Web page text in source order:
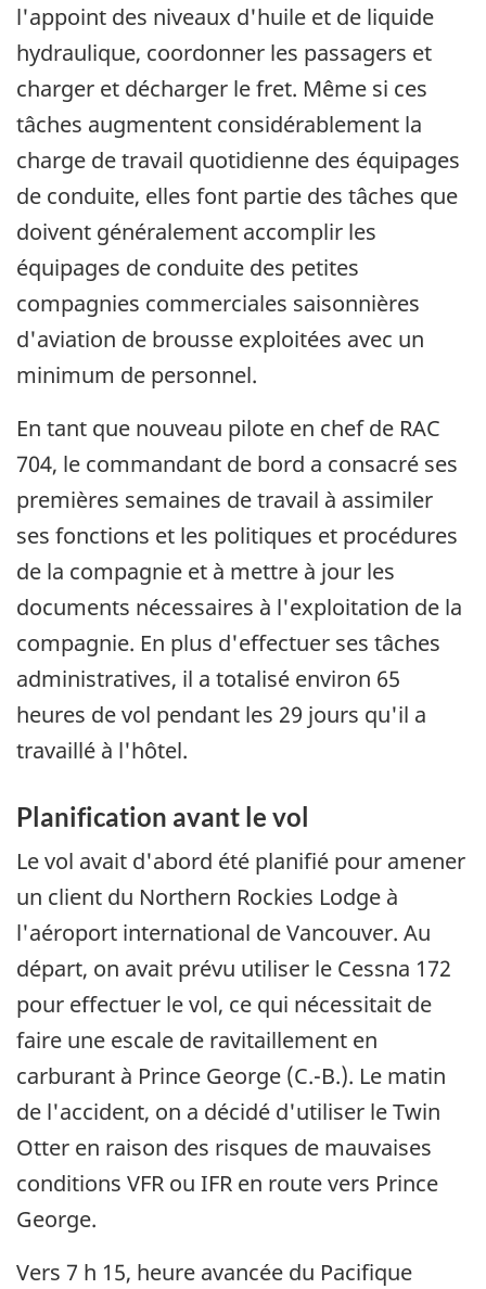
l'appoint des niveaux d'huile et de liquide
hydraulique, coordonner les passagers et
charger et décharger le fret. Même si ces
tâches augmentent considérablement la
charge de travail quotidienne des équipages
de conduite, elles font partie des tâches que
doivent généralement accomplir les
équipages de conduite des petites
compagnies commerciales saisonnières
d'aviation de brousse exploitées avec un
minimum de personnel.
En tant que nouveau pilote en chef de RAC
704, le commandant de bord a consacré ses
premières semaines de travail à assimiler
ses fonctions et les politiques et procédures
de la compagnie et à mettre à jour les
documents nécessaires à l'exploitation de la
compagnie. En plus d'effectuer ses tâches
administratives, il a totalisé environ 65
heures de vol pendant les 29 jours qu'il a
travaillé à l'hôtel.
Planification avant le vol
Le vol avait d'abord été planifié pour amener
un client du Northern Rockies Lodge à
l'aéroport international de Vancouver. Au
départ, on avait prévu utiliser le Cessna 172
pour effectuer le vol, ce qui nécessitait de
faire une escale de ravitaillement en
carburant à Prince George (C.-B.). Le matin
de l'accident, on a décidé d'utiliser le Twin
Otter en raison des risques de mauvaises
conditions VFR ou IFR en route vers Prince
George.
Vers 7 h 15, heure avancée du Pacifique